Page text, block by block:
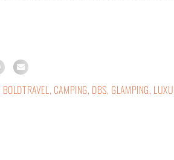
BOLDTRAVEL , CAMPING, DBS, GLAMPING,